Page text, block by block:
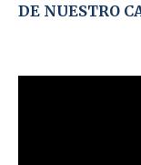
DE NUESTRO